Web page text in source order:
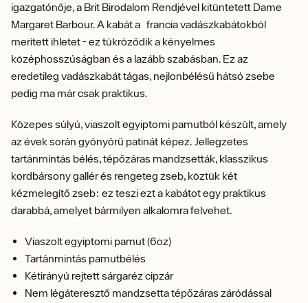
igazgatónője, a Brit Birodalom Rendjével kitüntetett Dame
Margaret Barbour. A kabát a francia vadászkabátokból
merített ihletet - ez tükröződik a kényelmes
középhosszúságban és a lazább szabásban. Ez az
eredetileg vadászkabát tágas, nejlonbélésű hátsó zsebe
pedig ma már csak praktikus.
Közepes súlyú, viaszolt egyiptomi pamutból készült, amely
az évek során gyönyörű patinát képez. Jellegzetes
tartánmintás bélés, tépőzáras mandzsetták, klasszikus
kordbársony gallér és rengeteg zseb, köztük két
kézmelegítő zseb: ez teszi ezt a kabátot egy praktikus
darabbá, amelyet bármilyen alkalomra felvehet.
Viaszolt egyiptomi pamut (6oz)
Tartánmintás pamutbélés
Kétirányú rejtett sárgaréz cipzár
Nem légáteresztő mandzsetta tépőzáras záródással